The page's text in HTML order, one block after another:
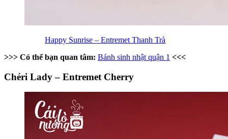
Happy Sunrise – Entremet Thanh Trà
>>> Có thể bạn quan tâm: Bánh sinh nhật quận 1 <<<
Chéri Lady – Entremet Cherry